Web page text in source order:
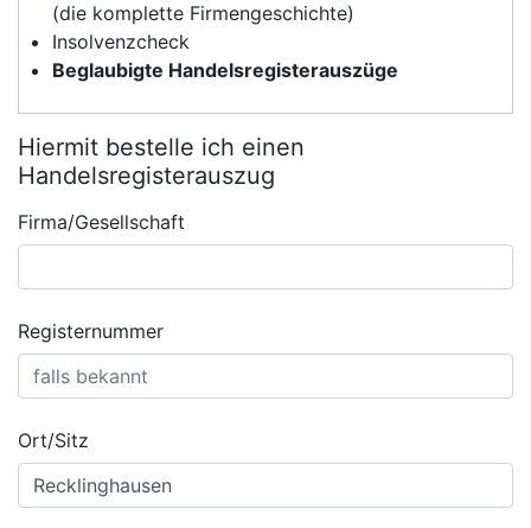
(die komplette Firmengeschichte)
Insolvenzcheck
Beglaubigte Handelsregisterauszüge
Hiermit bestelle ich einen
Handelsregisterauszug
Firma/Gesellschaft
Registernummer
Ort/Sitz